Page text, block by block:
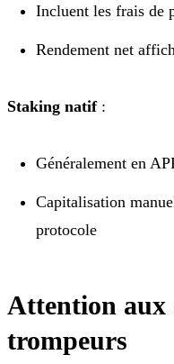
Incluent les frais de
Rendement net
Staking natif:
Généralement en
Capitalisation
protocole
Attention aux
trompeurs